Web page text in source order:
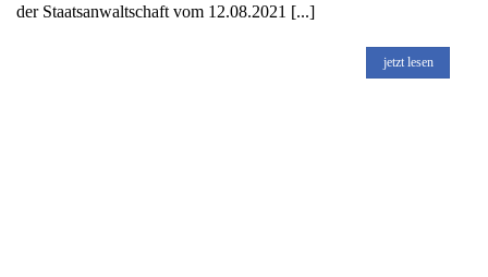
der Staatsanwaltschaft vom 12.08.2021 [...]
jetzt lesen